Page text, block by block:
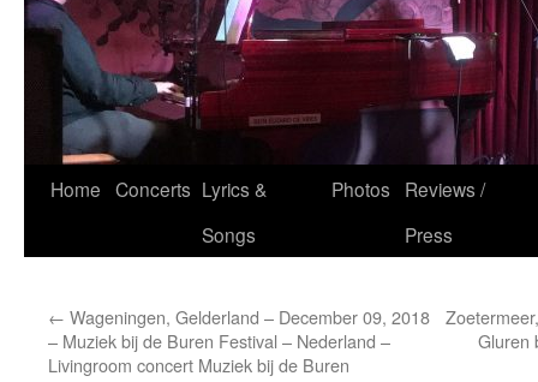
Skip
Home Concerts Lyrics &
Songs
Photos
Reviews /
Press
← Wageningen, Gelderland – December 09, 2018
– Muziek bij de Buren Festival – Nederland –
Livingroom concert Muziek bij de Buren
Gluren